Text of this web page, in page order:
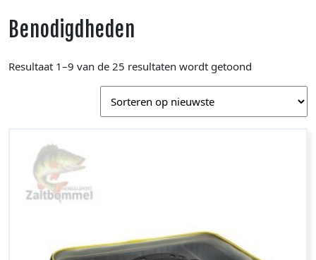
Benodigdheden
Resultaat 1–9 van de 25 resultaten wordt getoond